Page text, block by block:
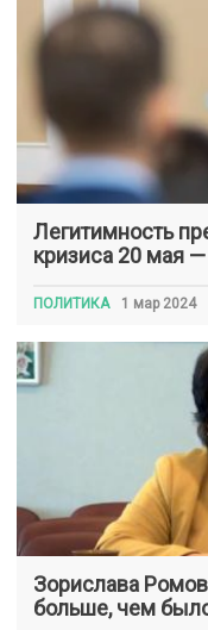
Легитимность
кризиса 20 мая
ПОЛИТИКА 1 мар 2024
Зорислава
больше, чем